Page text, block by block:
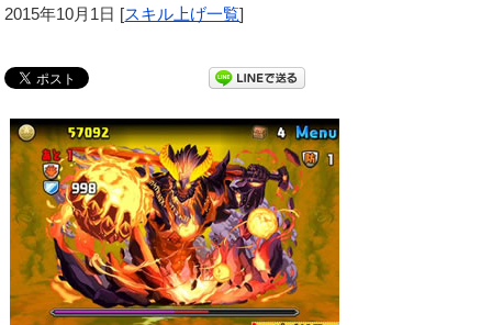
2015年10月1日 [スキル上げ一覧]